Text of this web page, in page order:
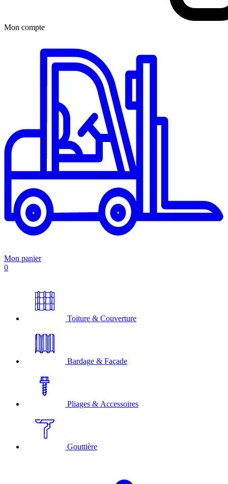
Mon compte
Mon panier
0
Toiture & Couverture
Bardage & Façade
Pliages & Accessoires
Gouttière